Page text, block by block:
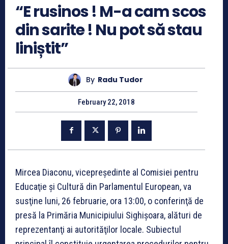
“E rusinos ! M-a cam scos
din sarite ! Nu pot să stau
liniștit”
By Radu Tudor
February 22, 2018
Mircea Diaconu, vicepreședinte al Comisiei pentru
Educaţie și Cultură din Parlamentul European, va
susţine luni, 26 februarie, ora 13:00, o conferinţă de
presă la Primăria Municipiului Sighișoara, alături de
reprezentanţi ai autorităţilor locale. Subiectul